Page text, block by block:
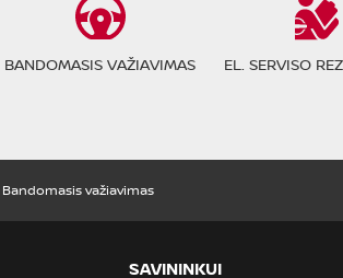
BANDOMASIS VAŽIAVIMAS EL. SERVISO
Bandomasis važiavimas
SAVININKUI